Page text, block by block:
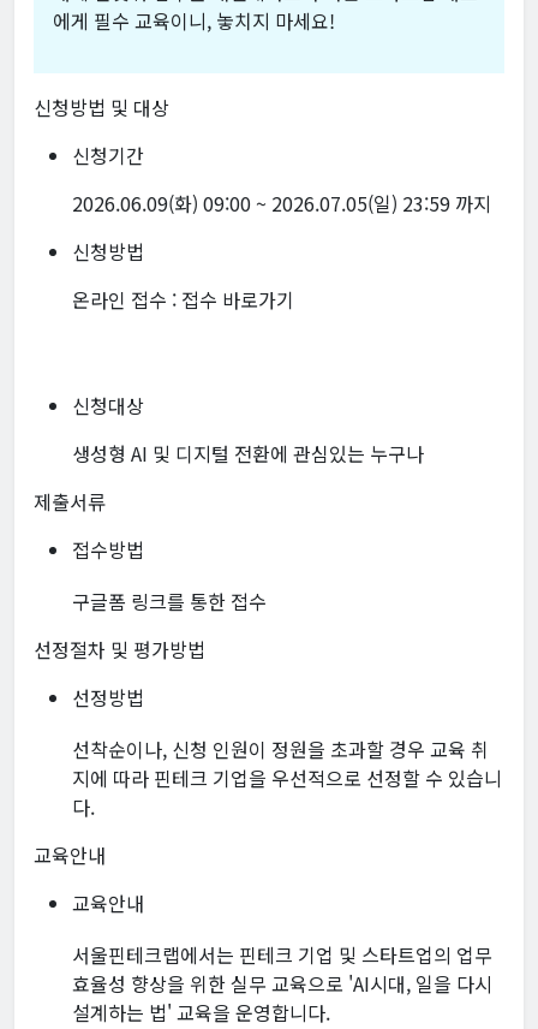
에게 필수 교육이니, 놓치지 마세요!
신청방법 및 대상
신청기간
2026.06.09(화) 09:00 ~ 2026.07.05(일) 23:59 까지
신청방법
온라인 접수 : 접수 바로가기
신청대상
생성형 AI 및 디지털 전환에 관심있는 누구나
제출서류
접수방법
구글폼 링크를 통한 접수
선정절차 및 평가방법
선정방법
선착순이나, 신청 인원이 정원을 초과할 경우 교육 취
지에 따라 핀테크 기업을 우선적으로 선정할 수 있습니
다.
교육안내
교육안내
서울핀테크랩에서는 핀테크 기업 및 스타트업의 업무
효율성 향상을 위한 실무 교육으로 'AI시대, 일을 다시
설계하는 법' 교육을 운영합니다.